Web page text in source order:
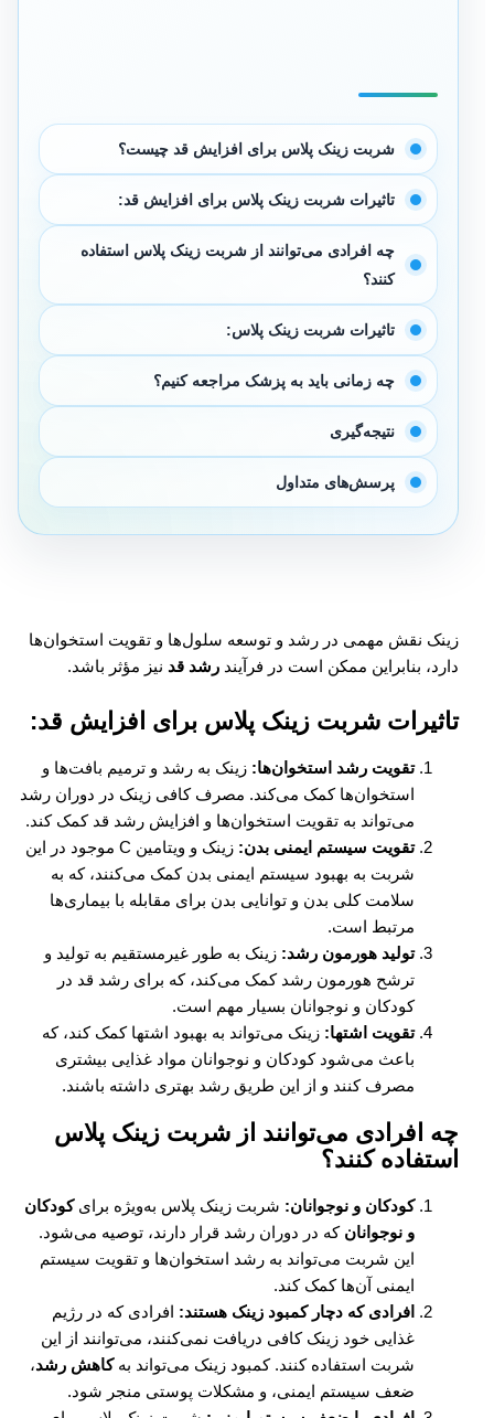
شربت زینک پلاس برای افزایش قد چیست؟
تاثیرات شربت زینک پلاس برای افزایش قد:
چه افرادی می‌توانند از شربت زینک پلاس استفاده
کنند؟
تاثیرات شربت زینک پلاس:
چه زمانی باید به پزشک مراجعه کنیم؟
نتیجه‌گیری
پرسش‌های متداول
زینک نقش مهمی در رشد و توسعه سلول‌ها و تقویت استخوان‌ها
دارد، بنابراین ممکن است در فرآیندرشد قدنیز مؤثر باشد.
تاثیرات شربت زینک پلاس برای افزایش قد:
تقویت رشد استخوان‌ها:زینک به رشد و ترمیم بافت‌ها و
استخوان‌ها کمک می‌کند. مصرف کافی زینک در دوران رشد
می‌تواند به تقویت استخوان‌ها و افزایش رشد قد کمک کند.
تقویت سیستم ایمنی بدن:
زینک و ویتامین C موجود در این
شربت به بهبود سیستم ایمنی بدن کمک می‌کنند، که به
سلامت کلی بدن و توانایی بدن برای مقابله با بیماری‌ها
مرتبط است.
تولید هورمون رشد:زینک به طور غیرمستقیم به تولید و
ترشح هورمون رشد کمک می‌کند، که برای رشد قد در
کودکان و نوجوانان بسیار مهم است.
تقویت اشتها:زینک می‌تواند به بهبود اشتها کمک کند، که
باعث می‌شود کودکان و نوجوانان مواد غذایی بیشتری
مصرف کنند و از این طریق رشد بهتری داشته باشند.
چه افرادی می‌توانند از شربت زینک پلاس
استفاده کنند؟
کودکان و نوجوانان:شربت زینک پلاس به‌ویژه برایکودکان
و نوجوانانکه در دوران رشد قرار دارند، توصیه می‌شود.
این شربت می‌تواند به رشد استخوان‌ها و تقویت سیستم
ایمنی آن‌ها کمک کند.
افرادی که دچار کمبود زینک هستند:افرادی که در رژیم
غذایی خود زینک کافی دریافت نمی‌کنند، می‌توانند از این
شربت استفاده کنند. کمبود زینک می‌تواند بهکاهش رشد،
ضعف سیستم ایمنی، و مشکلات پوستی منجر شود.